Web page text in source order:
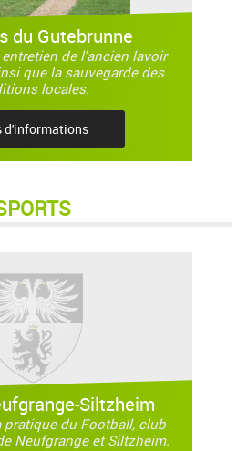
du Gutebrunne
de l'ancien lavoir
que la sauvegarde des
locales.
d'informations
Siltzheim
pratique du Football, club
Neufgrange et Siltzheim.